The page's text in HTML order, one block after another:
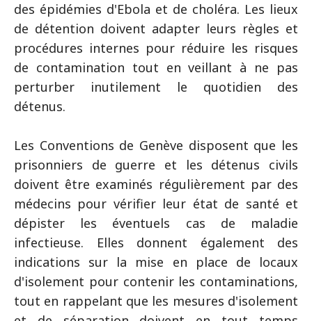
des épidémies d'Ebola et de choléra. Les lieux
de détention doivent adapter leurs règles et
procédures internes pour réduire les risques
de contamination tout en veillant à ne pas
perturber inutilement le quotidien des
détenus.
Les Conventions de Genève disposent que les
prisonniers de guerre et les détenus civils
doivent être examinés régulièrement par des
médecins pour vérifier leur état de santé et
dépister les éventuels cas de maladie
infectieuse. Elles donnent également des
indications sur la mise en place de locaux
d'isolement pour contenir les contaminations,
tout en rappelant que les mesures d'isolement